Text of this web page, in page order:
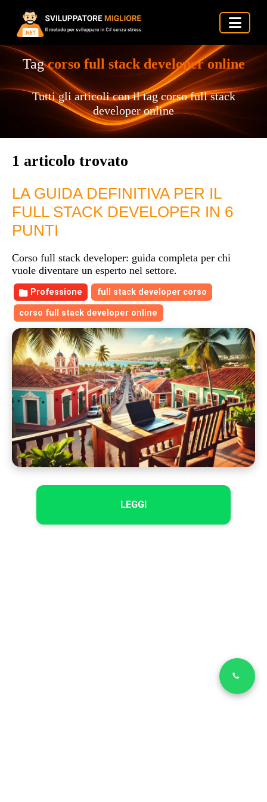
Tagcorso full stack developer online
Tutti gli articoli con il tag corso full stack
developer online
1 articolo trovato
LEGGI
LA GUIDA DEFINITIVA PER IL
FULL STACK DEVELOPER IN 6
PUNTI
Corso full stack developer: guida completa per chi
vuole diventare un esperto nel settore.
Professione full stack developer corso
corso full stack developer online